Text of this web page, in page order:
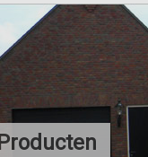
Producten